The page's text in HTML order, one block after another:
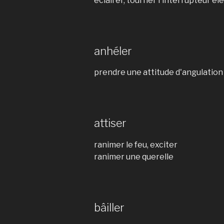
anhéler
prendre une attitude d'angulation
attiser
ranimer le feu, exciter
ranimer une querelle
bâiller